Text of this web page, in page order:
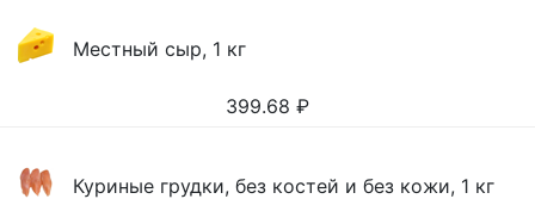
Местный сыр, 1 кг
399.68 ₽
Куриные грудки, без костей и без кожи, 1 кг